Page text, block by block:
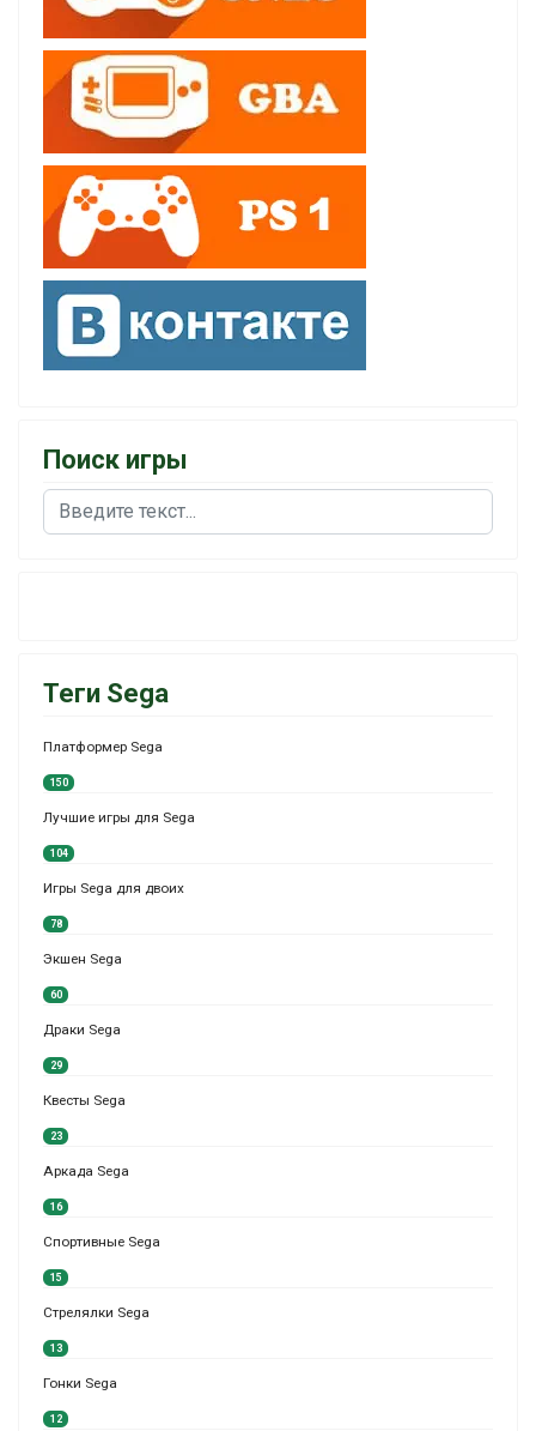
Поиск игры
Поиск
Теги Sega
Платформер Sega
150
Лучшие игры для Sega
104
Игры Sega для двоих
78
Экшен Sega
60
Драки Sega
29
Квесты Sega
23
Аркада Sega
16
Спортивные Sega
15
Стрелялки Sega
13
Гонки Sega
12